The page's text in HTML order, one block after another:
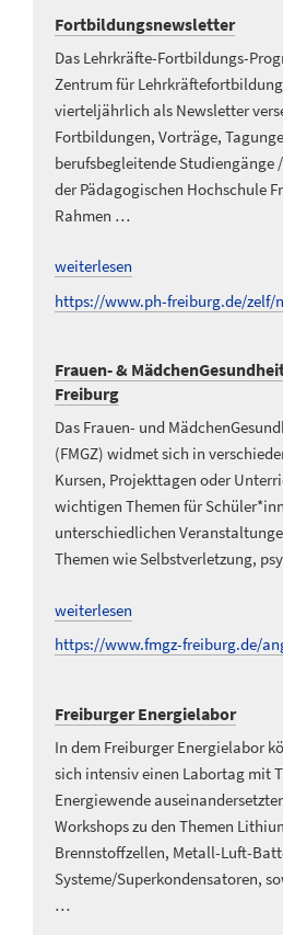
Fortbildungsnewsletter
Das Lehrkräfte-Fortbildungs-
Zentrum für Lehrkräftefortbildung
vierteljährlich als Newsletter
Fortbildungen, Vorträge,
berufsbegleitende
der Pädagogischen Hochschule
Rahmen …
weiterlesen
https://www.ph-freiburg.de/zelf/
Frauen- &
Freiburg
Das Frauen- und
(FMGZ) widmet sich in
Kursen, Projekttagen oder
wichtigen Themen für
unterschiedlichen
Themen wie Selbstverletzung,
weiterlesen
https://www.fmgz-freiburg.de/
Freiburger Energielabor
In dem Freiburger Energielabor
sich intensiv einen Labortag mit
Energiewende
Workshops zu den Themen
Brennstoffzellen, Metall-Luft-
Systeme/Superkondensatoren,
…